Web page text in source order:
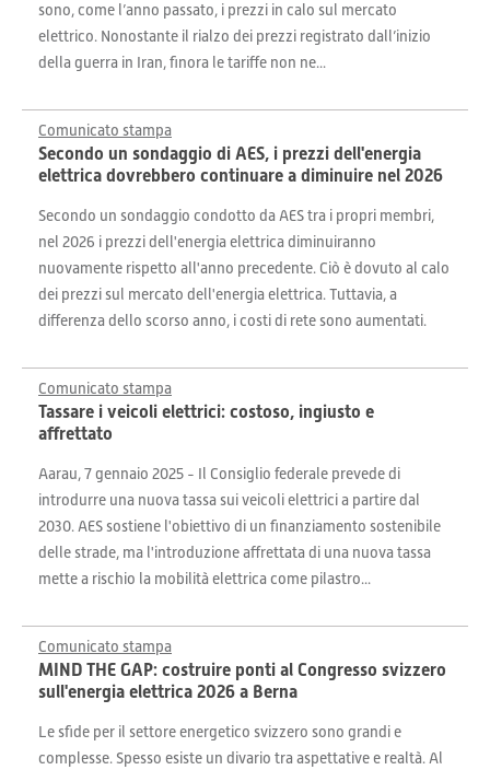
sono, come l’anno passato, i prezzi in calo sul mercato
elettrico. Nonostante il rialzo dei prezzi registrato dall’inizio
della guerra in Iran, finora le tariffe non ne...
Comunicato stampa
Secondo un sondaggio di AES, i prezzi dell'energia
elettrica dovrebbero continuare a diminuire nel 2026
Secondo un sondaggio condotto da AES tra i propri membri,
nel 2026 i prezzi dell'energia elettrica diminuiranno
nuovamente rispetto all'anno precedente. Ciò è dovuto al calo
dei prezzi sul mercato dell'energia elettrica. Tuttavia, a
differenza dello scorso anno, i costi di rete sono aumentati.
Comunicato stampa
Tassare i veicoli elettrici: costoso, ingiusto e
affrettato
Aarau, 7 gennaio 2025 - Il Consiglio federale prevede di
introdurre una nuova tassa sui veicoli elettrici a partire dal
2030. AES sostiene l'obiettivo di un finanziamento sostenibile
delle strade, ma l'introduzione affrettata di una nuova tassa
mette a rischio la mobilità elettrica come pilastro...
Comunicato stampa
MIND THE GAP: costruire ponti al Congresso svizzero
sull'energia elettrica 2026 a Berna
Le sfide per il settore energetico svizzero sono grandi e
complesse. Spesso esiste un divario tra aspettative e realtà. Al